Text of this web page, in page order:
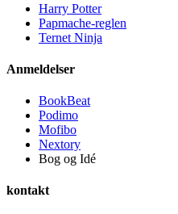
Harry Potter
Papmache-reglen
Ternet Ninja
Anmeldelser
BookBeat
Podimo
Mofibo
Nextory
Bog og Idé
kontakt